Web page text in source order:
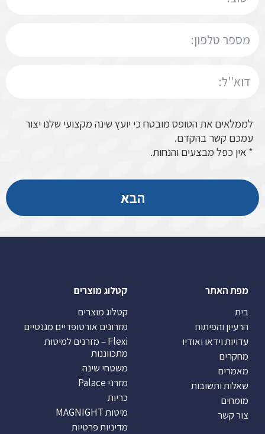
לממלאים את הטופס מובטח כי יועץ שינה מקצועי שלנו יצור
עמכם קשר בהקדם.
* אין כפל מבצעים והנחות.
הבא
מפת האתר
בית
הרעיון והפיתוח
עדויות וידאו ואודיו
מחקרים
מאמרים
שאלות ותשובות
מומחים
צור קשר
קטלוג מוצרים
קטלוג מוצרים
מזרונים אורטופדיים מגנטיים
Flexi – מזרנים למיטות
מתכווננות
משטחי שינה
מזרני Palace
כריות
מיטות MAGNIGHT
מדיניות פרטיות